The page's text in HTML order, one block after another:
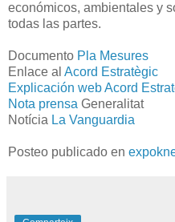
económicos, ambientales y
todas las partes.
Documento Pla Mesures
Enlace al Acord Estratègic
Explicación web Acord
Nota prensa Generalitat
Notícia La Vanguardia
Posteo publicado en